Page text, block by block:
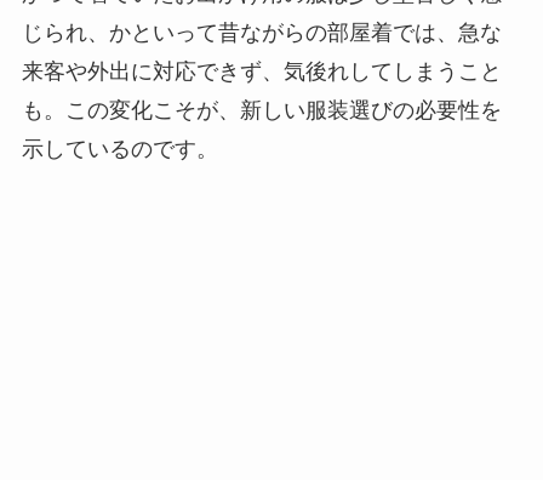
じられ、かといって昔ながらの部屋着では、急な
来客や外出に対応できず、気後れしてしまうこと
も。この変化こそが、新しい服装選びの必要性を
示しているのです。